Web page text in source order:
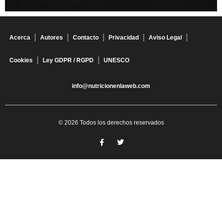
Acerca Autores Contacto Privacidad Aviso Legal
Cookies Ley GDPR / RGPD UNESCO
info@nutricionenlaweb.com
© 2026 Todos los derechos reservados